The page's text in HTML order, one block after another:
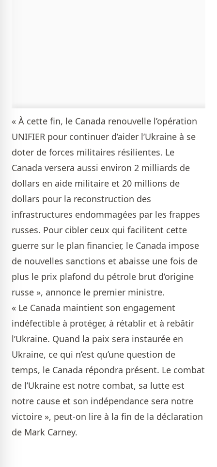
« À cette fin, le Canada renouvelle l’opération
UNIFIER pour continuer d’aider l’Ukraine à se
doter de forces militaires résilientes. Le
Canada versera aussi environ 2 milliards de
dollars en aide militaire et 20 millions de
dollars pour la reconstruction des
infrastructures endommagées par les frappes
russes. Pour cibler ceux qui facilitent cette
guerre sur le plan financier, le Canada impose
de nouvelles sanctions et abaisse une fois de
plus le prix plafond du pétrole brut d’origine
russe », annonce le premier ministre.
« Le Canada maintient son engagement
indéfectible à protéger, à rétablir et à rebâtir
l’Ukraine. Quand la paix sera instaurée en
Ukraine, ce qui n’est qu’une question de
temps, le Canada répondra présent. Le combat
de l’Ukraine est notre combat, sa lutte est
notre cause et son indépendance sera notre
victoire », peut-on lire à la fin de la déclaration
de Mark Carney.